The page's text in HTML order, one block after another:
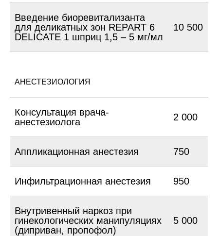
Введение биоревитализанта
для деликатных зон REPART 6
DELICATE 1 шприц 1,5 – 5 мг/мл
10 500
АНЕСТЕЗИОЛОГИЯ
Консультация врача-
анестезиолога
2 000
Аппликационная анестезия 750
Инфильтрационная анестезия 950
Внутривенный наркоз при
гинекологических манипуляциях
(диприван, пропофол)
5 000